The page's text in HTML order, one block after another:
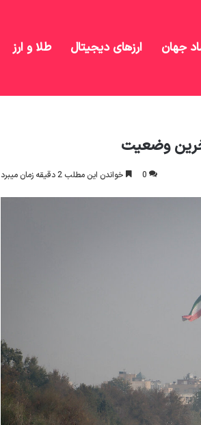
جهان ارزهای دیجیتال طلا و ارز
0 خواندن این مطلب 2 دقیقه زمان میبرد